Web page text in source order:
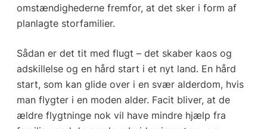
omstændighederne fremfor, at det sker i form af
planlagte storfamilier.
Sådan er det tit med flugt – det skaber kaos og
adskillelse og en hård start i et nyt land. En hård
start, som kan glide over i en svær alderdom, hvis
man flygter i en moden alder. Facit bliver, at de
ældre flygtninge nok vil have mindre hjælp fra